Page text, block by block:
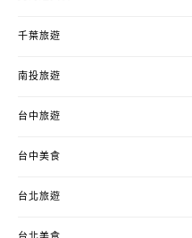
千葉旅遊
南投旅遊
台中旅遊
台中美食
台北旅遊